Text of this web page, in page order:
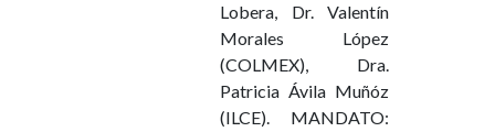
Lobera, Dr. Valentín
Morales López
(COLMEX), Dra.
Patricia Ávila Muñóz
(ILCE). MANDATO: